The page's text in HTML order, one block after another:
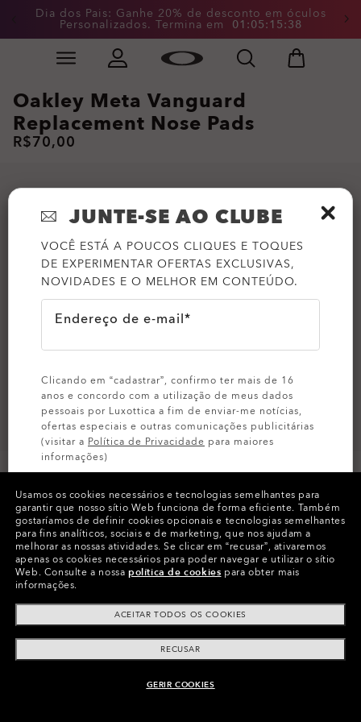
Skip to
Dia dos Pais: Ganhe 20% de desconto em óculos
Personalizados. Termina em 01 :05:1 5:38
Slide 2 of 4. Dia dos Pais: Ganhe 20% de desconto
ADICIONAR AO CARRINHO
Oakley Meta Vanguard
Replacement Nose Pads
R$70,00
Cores (1) Black
TRANSITIONS®
Informação do produto
Usamos os cookies necessários e tecnologias semelhantes para
garantir que nosso sítio Web funciona de forma eficiente. Também
gostaríamos de definir cookies opcionais e tecnologias semelhantes
para fins analíticos, sociais e de marketing, que nos ajudam a
melhorar as nossas atividades. Se clicar em “recusar”, ativaremos
apenas os cookies necessários para poder navegar e utilizar o sítio
Web. Consulte a nossapolítica de cookies para obter mais
informações.
ACEITAR TODOS OS COOKIES
RECUSAR
GERIR COOKIES
JUNTE-SE AO CLUBE
VOCÊ ESTÁ A POUCOS CLIQUES E TOQUES
DE EXPERIMENTAR OFERTAS EXCLUSIVAS,
NOVIDADES E O MELHOR EM CONTEÚDO.
Endereço de e-mail*
Clicando em “cadastrar”, confirmo ter mais de 16
anos e concordo com a utilização de meus dados
pessoais por Luxottica a fim de enviar-me notícias,
ofertas especiais e outras comunicações publicitárias
(visitar a Política de Privacidade para maiores
informações)
INSCREVA-SE